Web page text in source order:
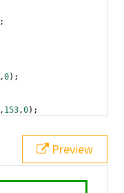
;
,0);
, 153,0);
bottom ,
Preview